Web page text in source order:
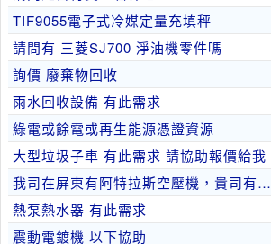
TIF9055電子式冷媒定量充填秤
請問有 三菱SJ700 淨油機零件嗎
詢價 廢棄物回收
雨水回收設備 有此需求
綠電或餘電或再生能源憑證資源
大型垃圾子車 有此需求 請協助報價給我
我司在屏東有阿特拉斯空壓機，貴司有在做保養的服務..
熱泵熱水器 有此需求
震動電鍍機 以下協助